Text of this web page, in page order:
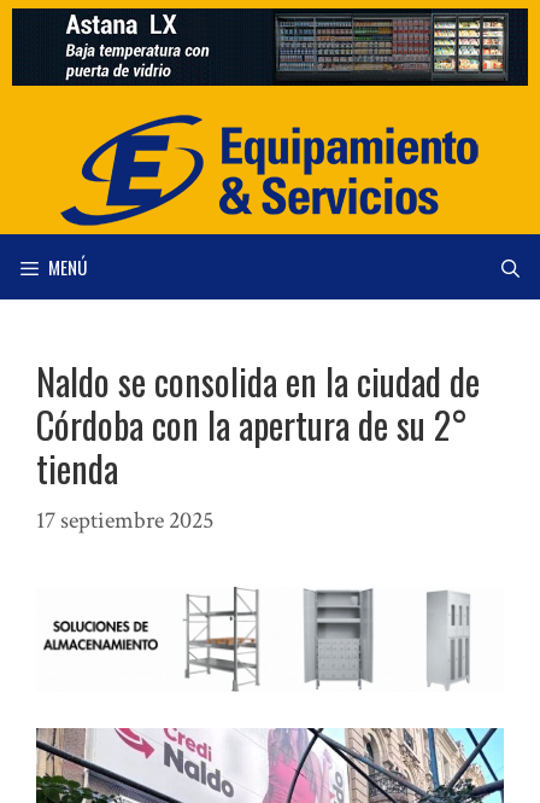
Saltar
contenido
MENÚ
Naldo se consolida en la ciudad de
Córdoba con la apertura de su 2°
tienda
17 septiembre 2025